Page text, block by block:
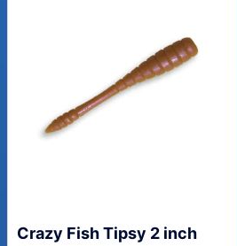
Crazy Fish Tipsy 2 inch